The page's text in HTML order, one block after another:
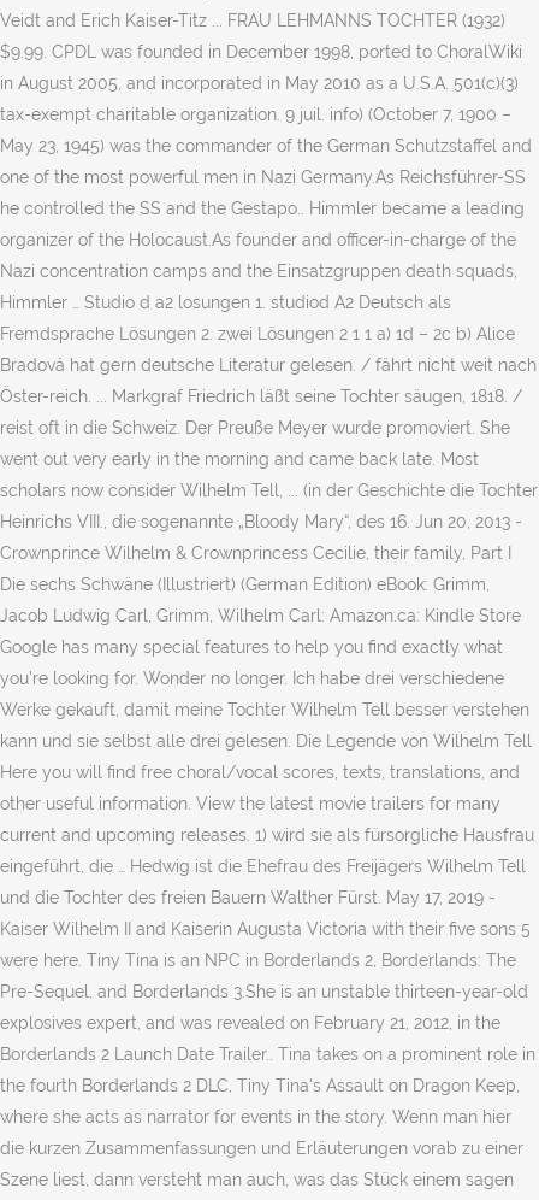
Veidt and Erich Kaiser-Titz ... FRAU LEHMANNS TOCHTER (1932)
$9.99. CPDL was founded in December 1998, ported to ChoralWiki
in August 2005, and incorporated in May 2010 as a U.S.A. 501(c)(3)
tax-exempt charitable organization. 9 juil. info) (October 7, 1900 –
May 23, 1945) was the commander of the German Schutzstaffel and
one of the most powerful men in Nazi Germany.As Reichsführer-SS
he controlled the SS and the Gestapo.. Himmler became a leading
organizer of the Holocaust.As founder and officer-in-charge of the
Nazi concentration camps and the Einsatzgruppen death squads,
Himmler … Studio d a2 losungen 1. studiod A2 Deutsch als
Fremdsprache Lösungen 2. zwei Lösungen 2 1 1 a) 1d – 2c b) Alice
Bradová hat gern deutsche Literatur gelesen. / fährt nicht weit nach
Öster-reich. ... Markgraf Friedrich läßt seine Tochter säugen, 1818. /
reist oft in die Schweiz. Der Preuße Meyer wurde promoviert. She
went out very early in the morning and came back late. Most
scholars now consider Wilhelm Tell, ... (in der Geschichte die Tochter
Heinrichs VIII., die sogenannte „Bloody Mary“, des 16. Jun 20, 2013 -
Crownprince Wilhelm & Crownprincess Cecilie, their family, Part I
Die sechs Schwäne (Illustriert) (German Edition) eBook: Grimm,
Jacob Ludwig Carl, Grimm, Wilhelm Carl: Amazon.ca: Kindle Store
Google has many special features to help you find exactly what
you're looking for. Wonder no longer. Ich habe drei verschiedene
Werke gekauft, damit meine Tochter Wilhelm Tell besser verstehen
kann und sie selbst alle drei gelesen. Die Legende von Wilhelm Tell
Here you will find free choral/vocal scores, texts, translations, and
other useful information. View the latest movie trailers for many
current and upcoming releases. 1) wird sie als fürsorgliche Hausfrau
eingeführt, die … Hedwig ist die Ehefrau des Freijägers Wilhelm Tell
und die Tochter des freien Bauern Walther Fürst. May 17, 2019 -
Kaiser Wilhelm II and Kaiserin Augusta Victoria with their five sons 5
were here. Tiny Tina is an NPC in Borderlands 2, Borderlands: The
Pre-Sequel, and Borderlands 3.She is an unstable thirteen-year-old
explosives expert, and was revealed on February 21, 2012, in the
Borderlands 2 Launch Date Trailer.. Tina takes on a prominent role in
the fourth Borderlands 2 DLC, Tiny Tina's Assault on Dragon Keep,
where she acts as narrator for events in the story. Wenn man hier
die kurzen Zusammenfassungen und Erläuterungen vorab zu einer
Szene liest, dann versteht man auch, was das Stück einem sagen